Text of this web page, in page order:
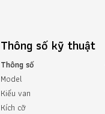
Thông số kỹ thuật
Thông số
Model
Kiểu van
Kích cỡ